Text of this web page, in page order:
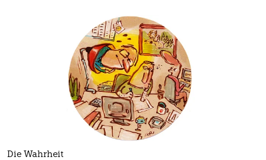
Die Wahrheit